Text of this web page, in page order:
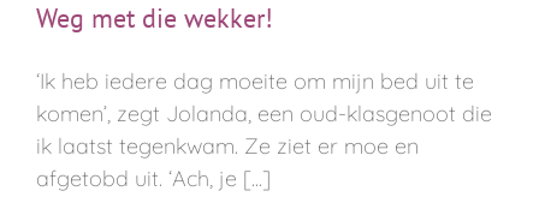
Weg met die wekker!
‘Ik heb iedere dag moeite om mijn bed uit te
komen’, zegt Jolanda, een oud-klasgenoot die
ik laatst tegenkwam. Ze ziet er moe en
afgetobd uit. ‘Ach, je [...]